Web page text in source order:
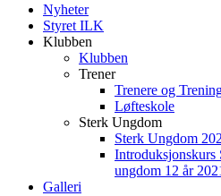
Nyheter
Styret ILK
Klubben
Klubben
Trener
Trenere og
Løfteskole
Sterk Ungdom
Sterk Ungdom
ungdom 12 år
Galleri